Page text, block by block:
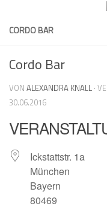
content
CORDO BAR
Cordo Bar
VON ALEXANDRA KNALL ·
30.06.2016
Ickstattstr. 1a
München
Bayern
80469